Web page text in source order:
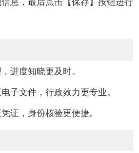
进度知晓更及时。
子文件，行政效力更专业。
证，身份核验更便捷。